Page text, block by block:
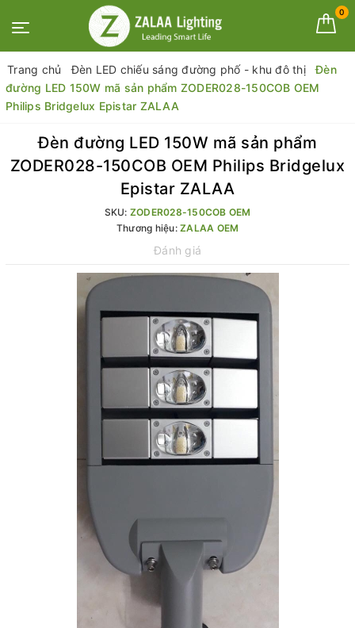
0
Trang chủ Đèn LED chiếu sáng đường phố - khu đô thị
Đèn
đường LED 150W mã sản phẩm ZODER028-150COB OEM
Philips Bridgelux Epistar ZALAA
Đèn đường LED 150W mã sản phẩm
ZODER028-150COB OEM Philips Bridgelux
Epistar ZALAA
SKU: ZODER028-150COB OEM
Thương hiệu: ZALAA OEM
Đánh giá